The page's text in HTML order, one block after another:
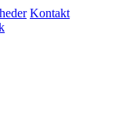
Kontakt